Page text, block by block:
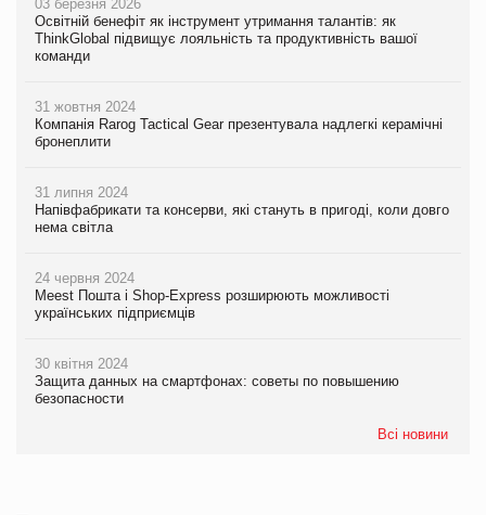
03 березня 2026
Освітній бенефіт як інструмент утримання талантів: як
ThinkGlobal підвищує лояльність та продуктивність вашої
команди
31 жовтня 2024
Компанія Rarog Tactical Gear презентувала надлегкі керамічні
бронеплити
31 липня 2024
Напівфабрикати та консерви, які стануть в пригоді, коли довго
нема світла
24 червня 2024
Meest Пошта і Shop-Express розширюють можливості
українських підприємців
30 квітня 2024
Защита данных на смартфонах: советы по повышению
безопасности
Всі новини